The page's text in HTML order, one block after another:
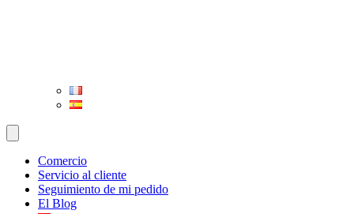
Comercio
Servicio al cliente
Seguimiento de mi pedido
El Blog